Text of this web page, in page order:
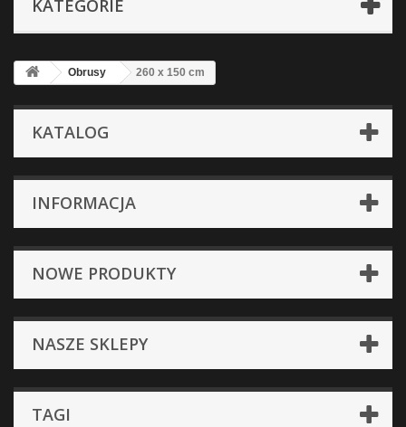
KATEGORIE
Obrusy 260 x 150 cm
KATALOG
INFORMACJA
NOWE PRODUKTY
NASZE SKLEPY
TAGI